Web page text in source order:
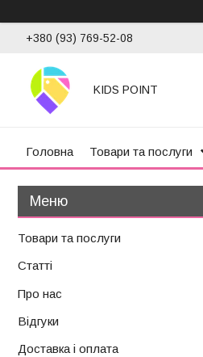
+380 (93) 769-52-08
KIDS POINT
Головна Товари та послуги
Товари та послуги
Статті
Про нас
Відгуки
Доставка і оплата